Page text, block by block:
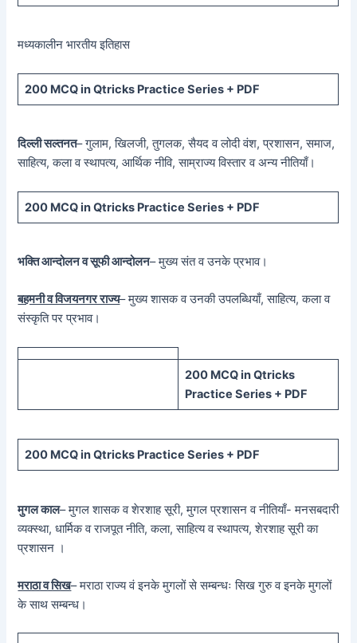
मध्यकालीन भारतीय इतिहास
200 MCQ in Qtricks Practice Series + PDF
दिल्ली सल्तनत– गुलाम, खिलजी, तुगलक, सैयद व लोदी वंश, प्रशासन, समाज,
साहित्य, कला व स्थापत्य, आर्थिक नीवि, साम्राज्य विस्तार व अन्य नीतियाँ।
200 MCQ in Qtricks Practice Series + PDF
भक्ति आन्दोलन व सूफी आन्दोलन– मुख्य संत व उनके प्रभाव।
बहमनी व विजयनगर राज्य– मुख्य शासक व उनकी उपलब्धियाँ, साहित्य, कला व
संस्कृति पर प्रभाव।
200 MCQ in Qtricks
Practice Series + PDF
200 MCQ in Qtricks Practice Series + PDF
मुगल काल– मुगल शासक व शेरशाह सूरी, मुगल प्रशासन व नीतियाँ- मनसबदारी
व्यक्स्था, धार्मिक व राजपूत नीति, कला, साहित्य व स्थापत्य, शेरशाह सूरी का
प्रशासन ।
मराठा व सिख– मराठा राज्य वं इनके मुगलों से सम्बन्धः सिख गुरु व इनके मुगलों
के साथ सम्बन्ध।